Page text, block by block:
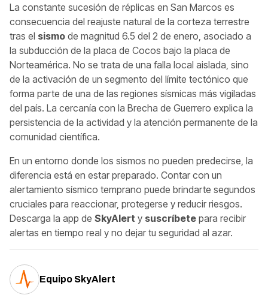
La constante sucesión de réplicas en San Marcos es
consecuencia del reajuste natural de la corteza terrestre
tras el sismo de magnitud 6.5 del 2 de enero, asociado a
la subducción de la placa de Cocos bajo la placa de
Norteamérica. No se trata de una falla local aislada, sino
de la activación de un segmento del límite tectónico que
forma parte de una de las regiones sísmicas más vigiladas
del país. La cercanía con la Brecha de Guerrero explica la
persistencia de la actividad y la atención permanente de la
comunidad científica.
En un entorno donde los sismos no pueden predecirse, la
diferencia está en estar preparado. Contar con un
alertamiento sísmico temprano puede brindarte segundos
cruciales para reaccionar, protegerse y reducir riesgos.
Descarga la app de SkyAlert y suscríbete para recibir
alertas en tiempo real y no dejar tu seguridad al azar.
Equipo SkyAlert